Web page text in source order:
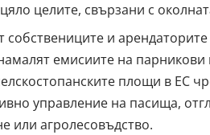
целите, свързани с
и
емисиите на парникови
площи в ЕС
управление на пасища,
или агролесовъдство.